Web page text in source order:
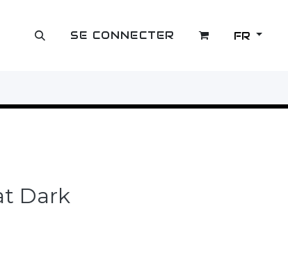
OUTLET SE CONNECTER FR
Dark